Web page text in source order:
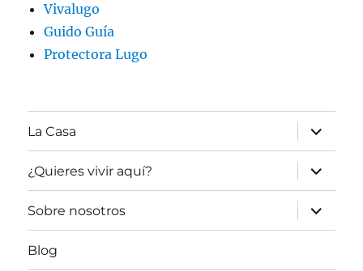
Vivalugo
Guido Guía
Protectora Lugo
La Casa
expande
el
menú
inferior
¿Quieres vivir aquí?
expande
el
menú
inferior
Sobre nosotros
expande
el
menú
Blog